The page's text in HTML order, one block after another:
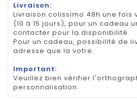
Livraison:
Livraison colissimo 48h une
(10 à 15 jours), pour un cadeau
contacter pour la disponibilité.
Pour un cadeau, possibilité de
adresse que la votre.
Important:
Veuillez bien vérifier
personnalisation.